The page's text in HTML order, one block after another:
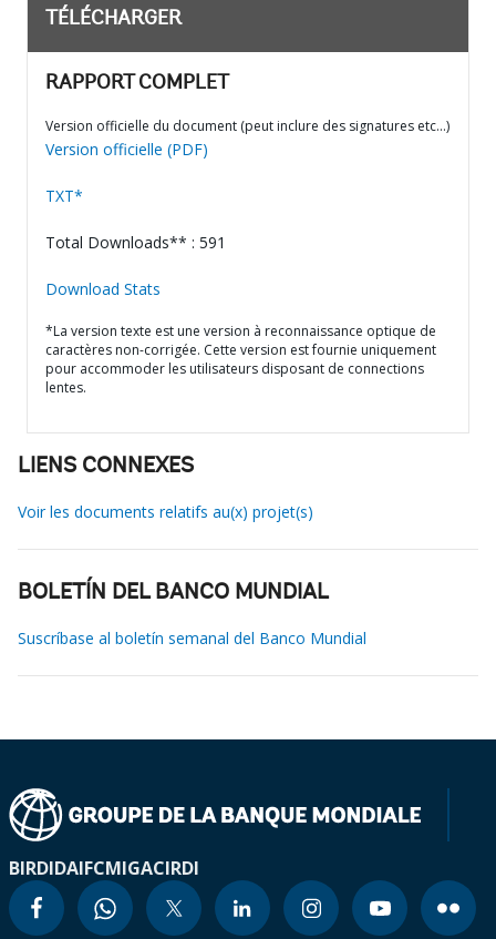
TÉLÉCHARGER
RAPPORT COMPLET
Version officielle du document (peut inclure des signatures etc…)
Version officielle (PDF)
TXT*
Total Downloads** : 591
Download Stats
*La version texte est une version à reconnaissance optique de
caractères non-corrigée. Cette version est fournie uniquement
pour accommoder les utilisateurs disposant de connections
lentes.
LIENS CONNEXES
Voir les documents relatifs au(x) projet(s)
BOLETÍN DEL BANCO MUNDIAL
Suscríbase al boletín semanal del Banco Mundial
BIRDIDAIFCMIGACIRDI